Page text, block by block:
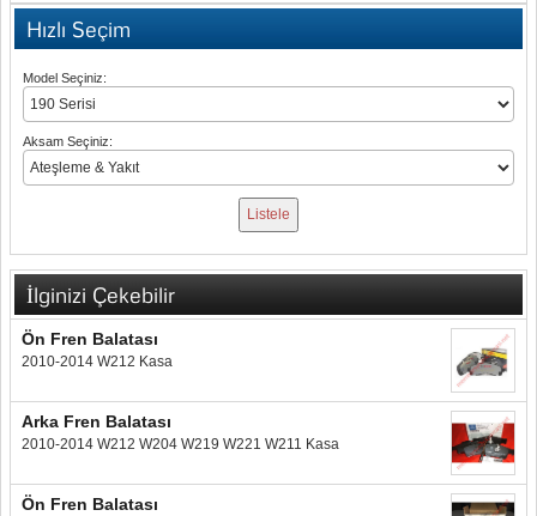
Hızlı Seçim
Model Seçiniz:
Aksam Seçiniz:
İlginizi Çekebilir
Ön Fren Balatası
2010-2014 W212 Kasa
Arka Fren Balatası
2010-2014 W212 W204 W219 W221 W211 Kasa
Ön Fren Balatası